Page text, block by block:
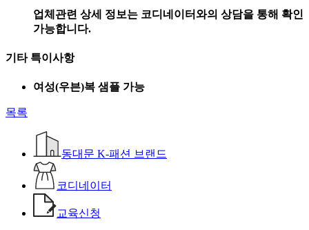
업체관련 상세 정보는 코디네이터와의 상담을 통해 확인
가능합니다.
기타 특이사항
여성(우븐)복 샘플 가능
목록
동대문 K-패션 브랜드
코디네이터
교육신청